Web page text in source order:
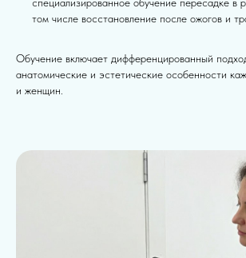
специализированное обучение пересадке в
том числе восстановление после ожогов и
Обучение включает дифференцированный
анатомические и эстетические особенности
и женщин.